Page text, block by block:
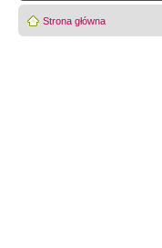
Strona główna